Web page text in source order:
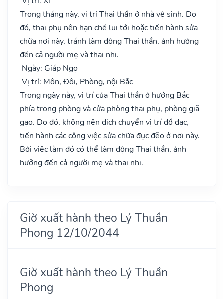
Trong tháng này, vị trí Thai thần ở nhà vệ sinh. Do
đó, thai phụ nên hạn chế lui tới hoặc tiến hành sửa
chữa nơi này, tránh làm động Thai thần, ảnh hưởng
đến cả người mẹ và thai nhi.
Ngày: Giáp Ngọ
Vị trí: Môn, Đôi, Phòng, nội Bắc
Trong ngày này, vị trí của Thai thần ở hướng Bắc
phía trong phòng và cửa phòng thai phụ, phòng giã
gạo. Do đó, không nên dịch chuyển vị trí đồ đạc,
tiến hành các công việc sửa chữa đục đẽo ở nơi này.
Bởi việc làm đó có thể làm động Thai thần, ảnh
hưởng đến cả người mẹ và thai nhi.
Giờ xuất hành theo Lý Thuần
Phong 12/10/2044
Giờ xuất hành theo Lý Thuần
Phong